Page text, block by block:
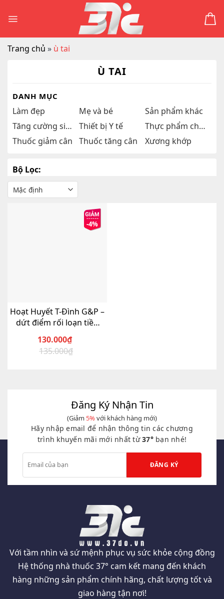
Trang chủ » ù tai
Ù TAI
DANH MỤC
Làm đẹp Mẹ và bé
Sản phẩm khác
Tăng cường sinh lý
Thiết bị Y tế
Thực phẩm chức năng
Thuốc giảm cân
Thuốc tăng cân Xương khớp
Bộ Lọc:
-4%
Hoạt Huyết T-Đình G&P –
dứt điểm rối loạn tiền
135.000₫
Giá
130.000₫
Giá
Đăng Ký Nhận Tin
(Giảm 5%với khách hàng mới)
Hãy nhập email để nhận thông tin các chương
trình khuyến mãi mới nhất từ37°bạn nhé!
Với tầm nhìn và sứ mệnh phục vụ sức khỏe cộng đồng
Hệ thống nhà thuốc 37° cam kết mang đến khách
hàng những sản phẩm chính hãng, chất lượng tốt và
giao hàng tận nơi!